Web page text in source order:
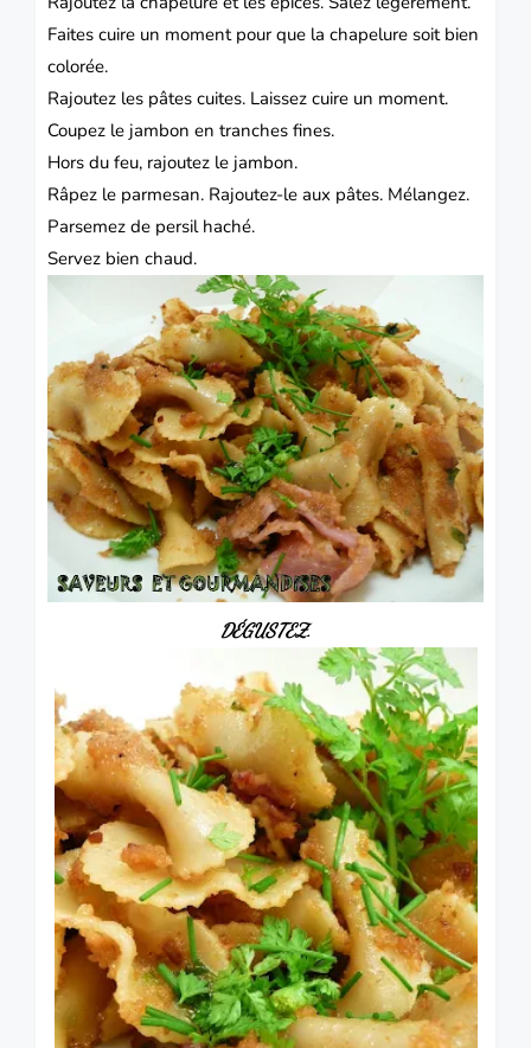
Faites cuire un moment pour que la chapelure soit bien
colorée.
Rajoutez les pâtes cuites. Laissez cuire un moment.
Coupez le jambon en tranches fines.
Hors du feu, rajoutez le jambon.
Râpez le parmesan. Rajoutez-le aux pâtes. Mélangez.
Parsemez de persil haché.
Servez bien chaud.
DÉGUSTEZ.